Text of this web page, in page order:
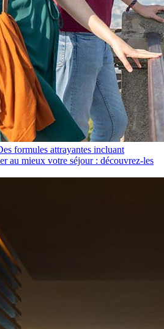
formules attrayantes incluant
au mieux votre séjour : découvrez-les